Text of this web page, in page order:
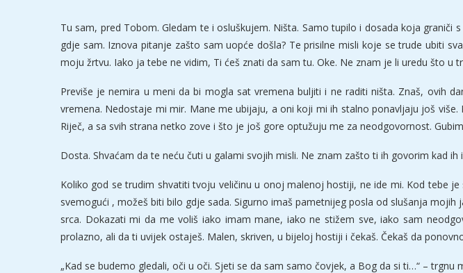
Tu sam, pred Tobom. Gledam te i osluškujem. Ništa. Samo tupilo i dosada koja
gdje sam. Iznova pitanje zašto sam uopće došla? Te prisilne misli koje se trude ubiti
moju žrtvu. Iako ja tebe ne vidim, Ti ćeš znati da sam tu. Oke. Ne znam je li uredu što
Previše je nemira u meni da bi mogla sat vremena buljiti i ne raditi ništa. Znaš, ovih
vremena. Nedostaje mi mir. Mane me ubijaju, a oni koji mi ih stalno ponavljaju još
Riječ, a sa svih strana netko zove i što je još gore optužuju me za neodgovornost.
Dosta. Shvaćam da te neću čuti u galami svojih misli. Ne znam zašto ti ih govorim kad
Koliko god se trudim shvatiti tvoju veličinu u onoj malenoj hostiji, ne ide mi. Kod tebe
svemogući , možeš biti bilo gdje sada. Sigurno imaš pametnijeg posla od slušanja
srca. Dokazati mi da me voliš iako imam mane, iako ne stižem sve, iako sam
prolazno, ali da ti uvijek ostaješ. Malen, skriven, u bijeloj hostiji i čekaš. Čekaš da
„Kad se budemo gledali, oči u oči. Sjeti se da sam samo čovjek, a Bog da si ti…“ –